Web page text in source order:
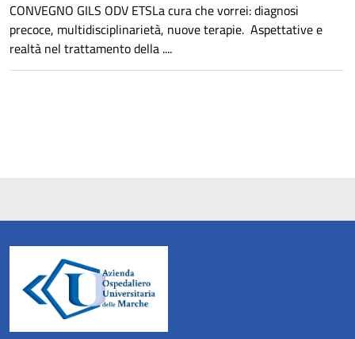
CONVEGNO GILS ODV ETSLa cura che vorrei: diagnosi
precoce, multidisciplinarietà, nuove terapie. Aspettative e
realtà nel trattamento della ....